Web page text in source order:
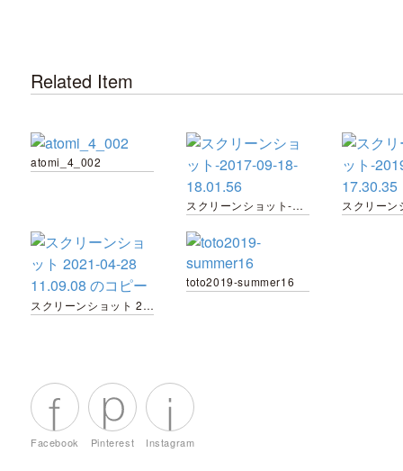
Related Item
atomi_4_002
スクリーンショット-2017-09-18-18.01.56
スクリーンショット 2021-04-28 11.09.08 のコピー
toto2019-summer16
Facebook Pinterest Instagram